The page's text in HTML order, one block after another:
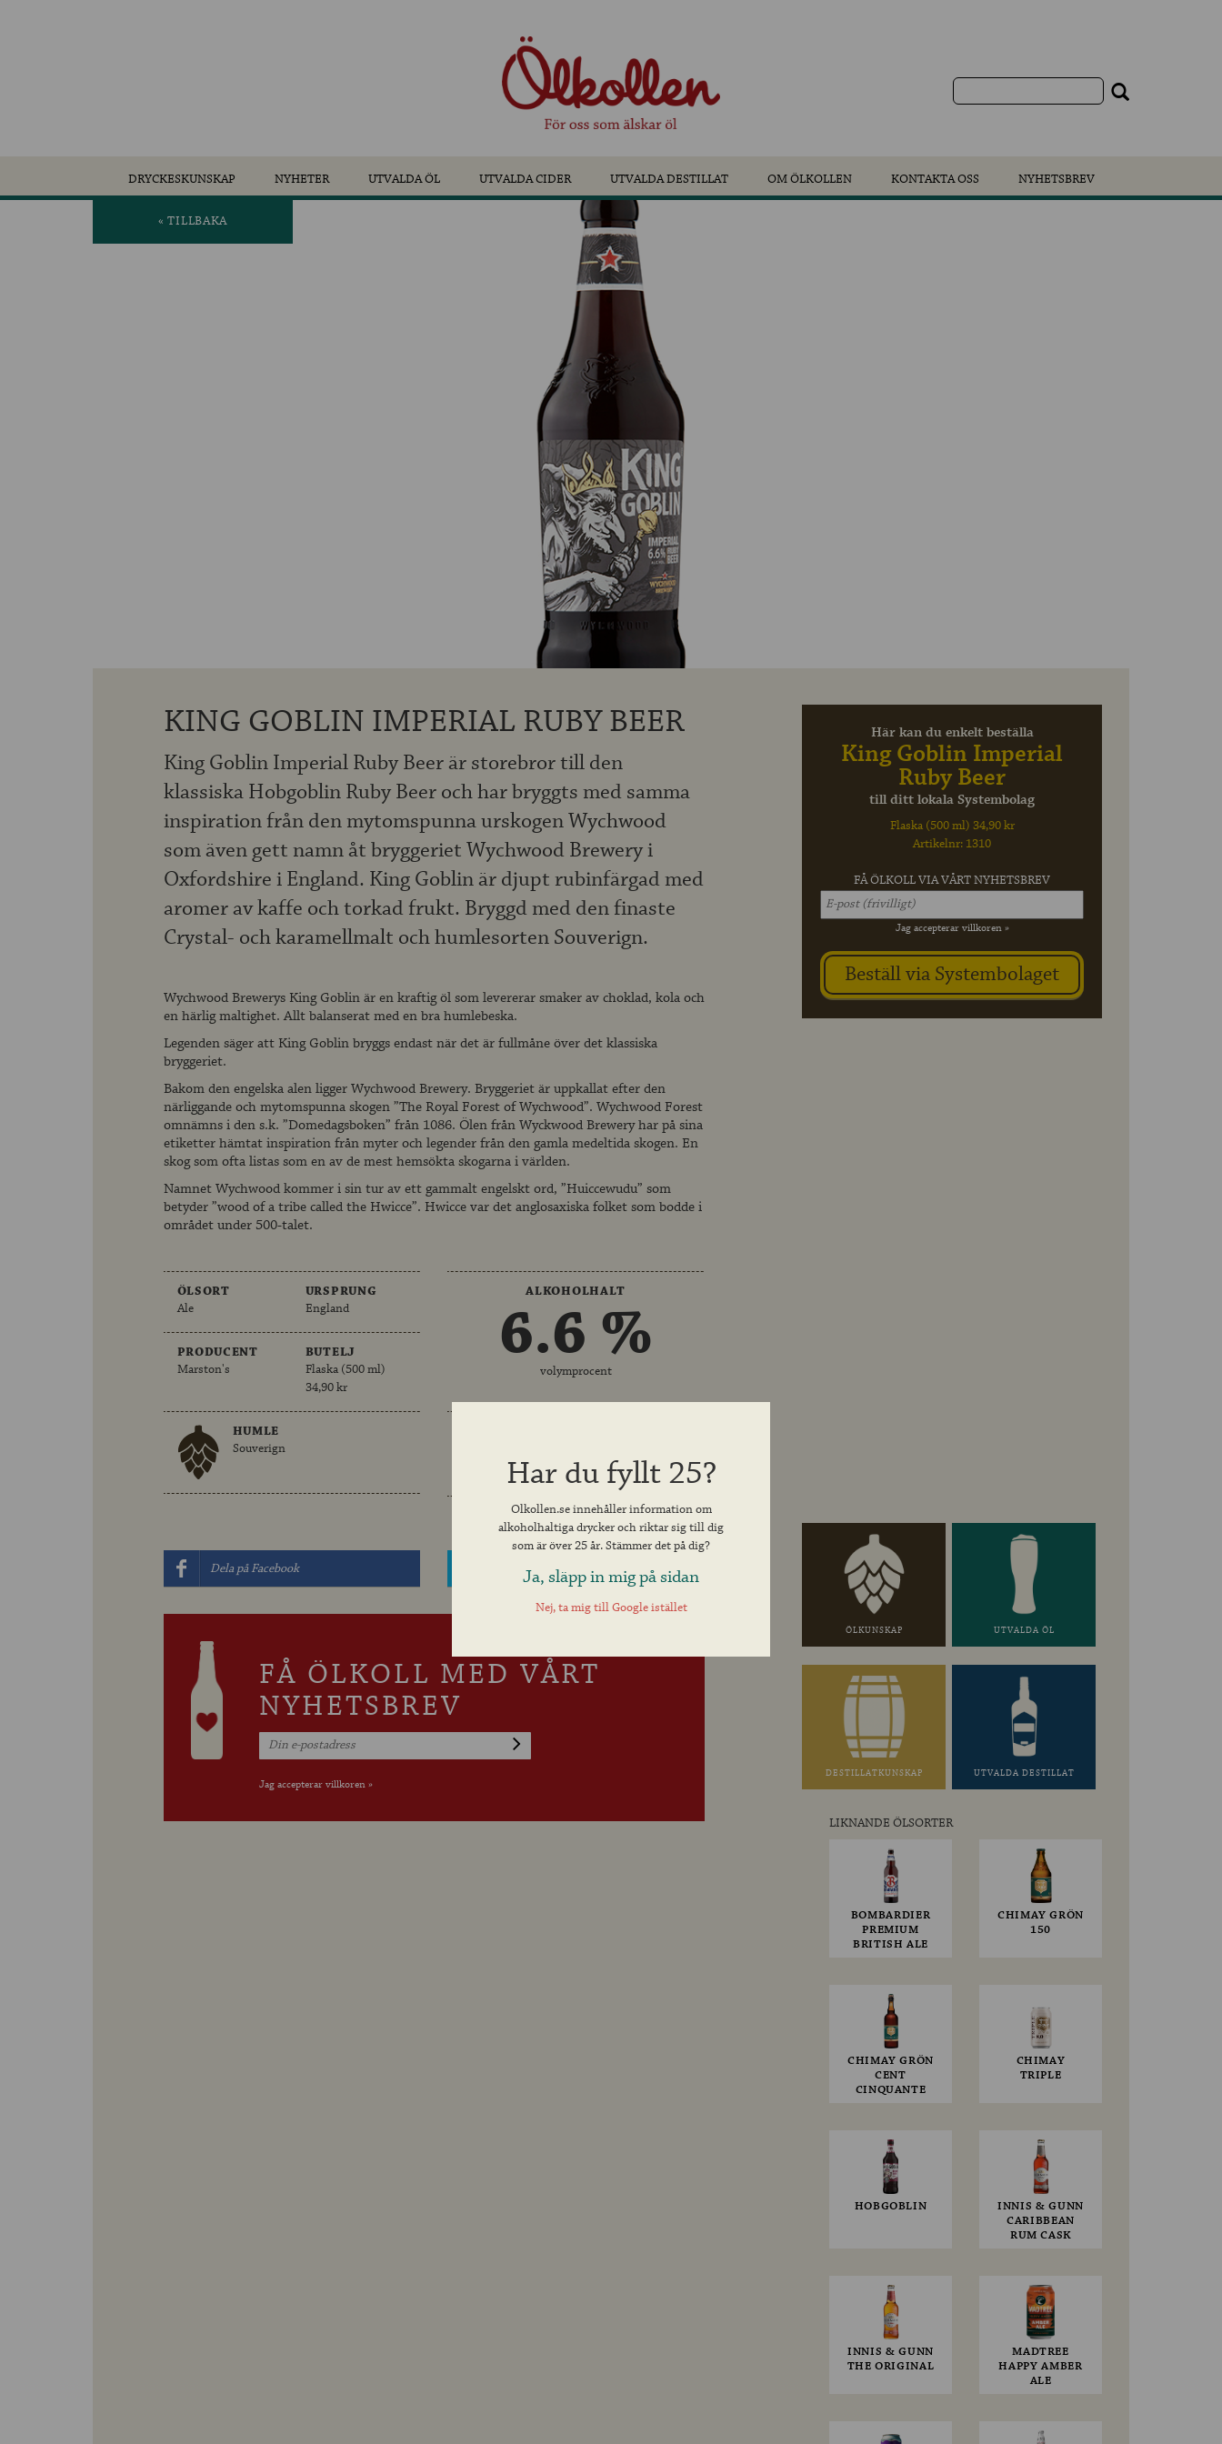
DRYCKESKUNSKAP NYHETER UTVALDA ÖL UTVALDA CIDER UTVALDA DESTILLAT OM ÖLKOLLEN KONTAKTA OSS NYHETSBREV
« TILLBAKA
KING GOBLIN IMPERIAL RUBY BEER
King Goblin Imperial Ruby Beer är storebror till den
klassiska Hobgoblin Ruby Beer och har bryggts med samma
inspiration från den mytomspunna urskogen Wychwood
som även gett namn åt bryggeriet Wychwood Brewery i
Oxfordshire i England. King Goblin är djupt rubinfärgad med
aromer av kaffe och torkad frukt. Bryggd med den finaste
Crystal- och karamellmalt och humlesorten Souverign.
Wychwood Brewerys King Goblin är en kraftig öl som levererar smaker av choklad, kola och
en härlig maltighet. Allt balanserat med en bra humlebeska.
Legenden säger att King Goblin bryggs endast när det är fullmåne över det klassiska
bryggeriet.
Bakom den engelska alen ligger Wychwood Brewery. Bryggeriet är uppkallat efter den
närliggande och mytomspunna skogen ”The Royal Forest of Wychwood”. Wychwood Forest
omnämns i den s.k. ”Domedagsboken” från 1086. Ölen från Wyckwood Brewery har på sina
etiketter hämtat inspiration från myter och legender från den gamla medeltida skogen. En
skog som ofta listas som en av de mest hemsökta skogarna i världen.
Namnet Wychwood kommer i sin tur av ett gammalt engelskt ord, ”Huiccewudu” som
betyder ”wood of a tribe called the Hwicce”. Hwicce var det anglosaxiska folket som bodde i
området under 500-talet.
ÖLSORT
Ale
URSPRUNG
England
PRODUCENT
Marston's
BUTELJ
Flaska (500 ml)
34,90 kr
ALKOHOLHALT
6.6 %
volymprocent
HUMLE
Souverign
Här kan du enkelt beställa
King Goblin Imperial
Ruby Beer
till ditt lokala Systembolag
Flaska (500 ml) 34,90 kr
Artikelnr: 1310
FÅ ÖLKOLL VIA VÅRT NYHETSBREV
Jag accepterar villkoren »
Dela på Facebook Dela på Twitter
FÅ ÖLKOLL MED VÅRT
NYHETSBREV
Jag accepterar villkoren »
ÖLKUNSKAP UTVALDA ÖL
DESTILLATKUNSKAP UTVALDA DESTILLAT
LIKNANDE ÖLSORTER
BOMBARDIER
PREMIUM
BRITISH ALE
CHIMAY GRÖN
150
CHIMAY GRÖN
CENT
CINQUANTE
CHIMAY
TRIPLE
HOBGOBLIN
INNIS & GUNN
CARIBBEAN
RUM CASK
INNIS & GUNN
THE ORIGINAL
MADTREE
HAPPY AMBER
ALE
Har du fyllt 25?
Olkollen.se innehåller information om
alkoholhaltiga drycker och riktar sig till dig
som är över 25 år. Stämmer det på dig?
Ja, släpp in mig på sidan
Nej, ta mig till Google istället